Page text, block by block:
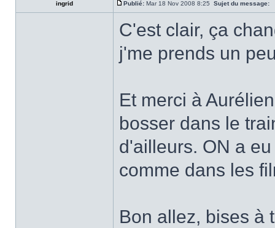
ingrid Publié: Mar 18 Nov 2008 8:25 Sujet du message:
C'est clair, ça
j'me prends un
Et merci à
bosser dans le
d'ailleurs. ON a
comme dans les
Bon allez, bises à